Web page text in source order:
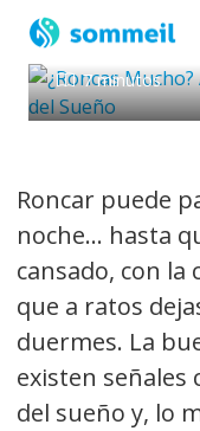
si Tienes
7 minutos
Roncar puede
noche… hasta
cansado, con la
que a ratos
duermes. La
existen señales
del sueño y, lo